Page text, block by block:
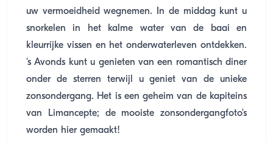
uw vermoeidheid wegnemen. In de middag kunt u
snorkelen in het kalme water van de baai en
kleurrijke vissen en het onderwaterleven ontdekken.
's Avonds kunt u genieten van een romantisch diner
onder de sterren terwijl u geniet van de unieke
zonsondergang. Het is een geheim van de kapiteins
van Limancepte; de mooiste zonsondergangfoto's
worden hier gemaakt!